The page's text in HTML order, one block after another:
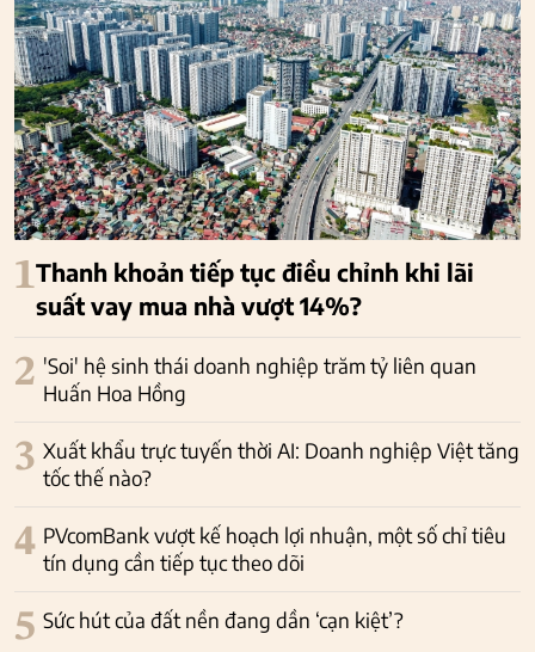
1Thanh khoản tiếp tục điều chỉnh khi lãi
suất vay mua nhà vượt 14%?
2 'Soi' hệ sinh thái doanh nghiệp trăm tỷ liên quan
Huấn Hoa Hồng
3 Xuất khẩu trực tuyến thời AI: Doanh nghiệp Việt tăng
tốc thế nào?
4 PVcomBank vượt kế hoạch lợi nhuận, một số chỉ tiêu
tín dụng cần tiếp tục theo dõi
5 Sức hút của đất nền đang dần ‘cạn kiệt’?